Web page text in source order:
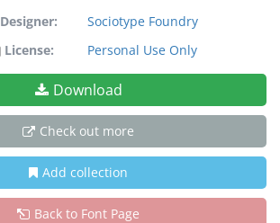
Designer:
Sociotype Foundry
License:
Personal Use Only
Download
Check out more
Add collection
Back to Font Page